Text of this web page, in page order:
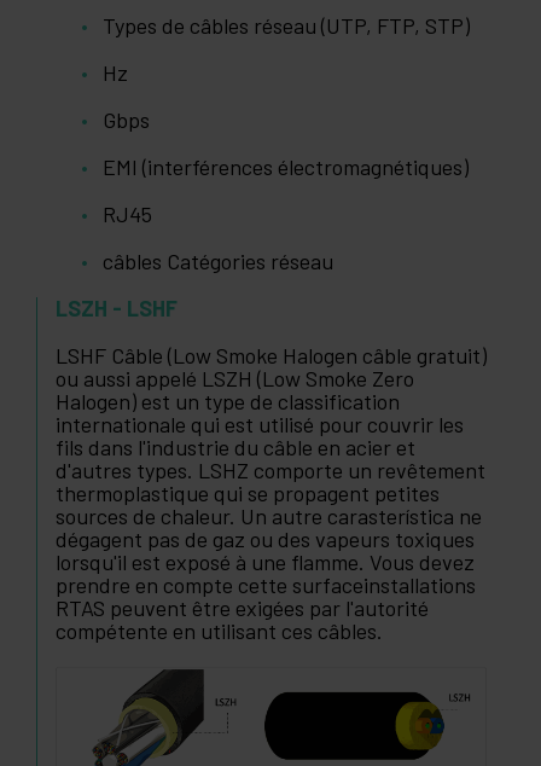
Types de câbles réseau (UTP, FTP, STP)
Hz
Gbps
EMI (interférences électromagnétiques)
RJ45
câbles Catégories réseau
LSZH - LSHF
LSHF Câble (Low Smoke Halogen câble gratuit)
ou aussi appelé LSZH (Low Smoke Zero
Halogen) est un type de classification
internationale qui est utilisé pour couvrir les
fils dans l'industrie du câble en acier et
d'autres types. LSHZ comporte un revêtement
thermoplastique qui se propagent petites
sources de chaleur. Un autre carasterística ne
dégagent pas de gaz ou des vapeurs toxiques
lorsqu'il est exposé à une flamme. Vous devez
prendre en compte cette surfaceinstallations
RTAS peuvent être exigées par l'autorité
compétente en utilisant ces câbles.